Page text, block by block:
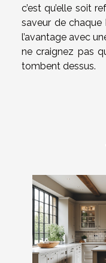
c’est qu’elle soit
saveur de chaque
l’avantage avec
ne craignez pas
tombent dessus.